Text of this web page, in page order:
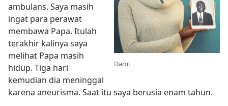
Dami
ambulans. Saya masih
ingat para perawat
membawa Papa. Itulah
terakhir kalinya saya
melihat Papa masih
hidup. Tiga hari
kemudian dia meninggal
karena aneurisma. Saat itu saya berusia enam tahun.